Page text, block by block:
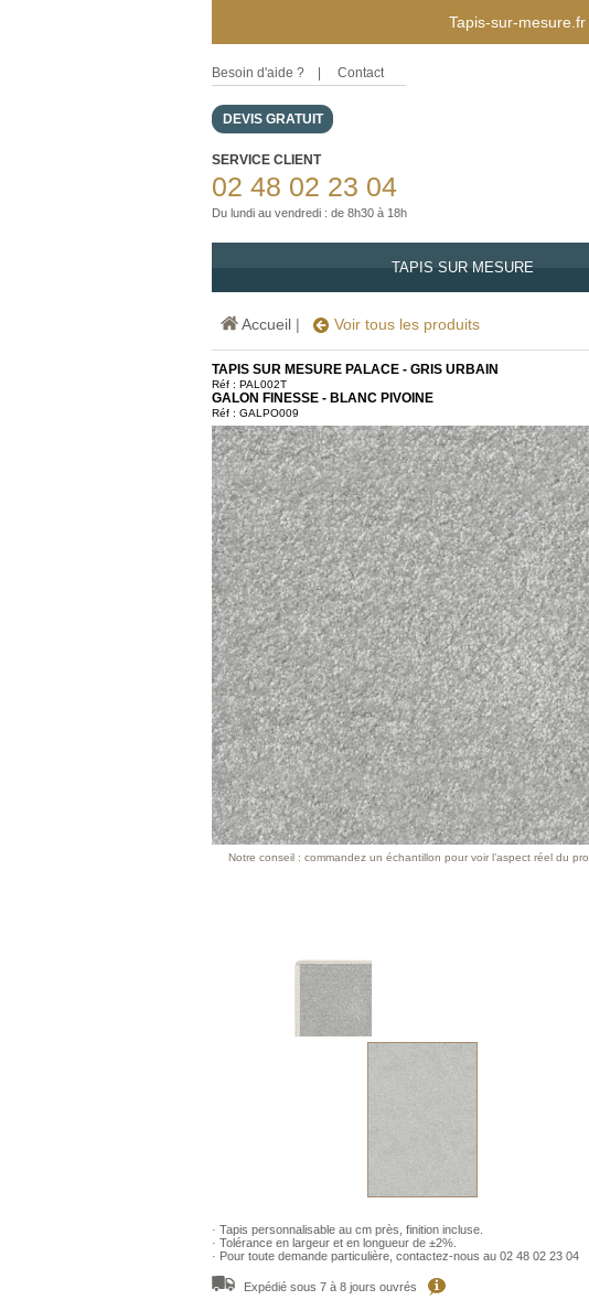
Tapis-sur-
Besoin d'aide ? Contact
DEVIS GRATUIT
SERVICE CLIENT
02 48 02 23 04
Du lundi au vendredi : de 8h30 à 18h
TAPIS SUR MESURE
Accueil | Voir tous les produits
TAPIS SUR MESURE PALACE - GRIS URBAIN
Réf : PAL002T
GALON FINESSE - BLANC PIVOINE
Réf : GALPO009
Notre conseil : commandez un échantillon pour voir l’aspect réel du
· Tapis personnalisable au cm près, finition incluse.
· Tolérance en largeur et en longueur de ±2%.
· Pour toute demande particulière, contactez-nous au 02 48 02 23 04
Expédié sous 7 à 8 jours ouvrés